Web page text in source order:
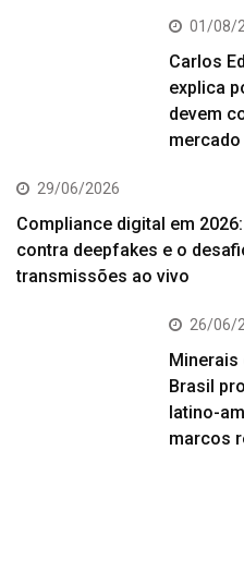
01/08/
Carlos
explica
devem
mercado
29/06/2026
Compliance digital em
contra deepfakes e o
transmissões ao vivo
26/06/
Minerais
Brasil
latino-
marcos